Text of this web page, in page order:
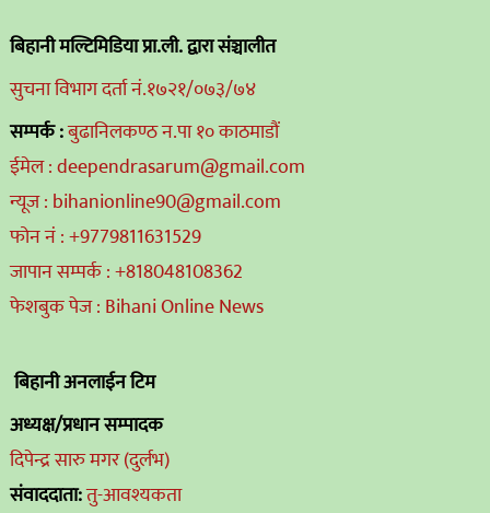
बिहानी मल्टिमिडिया प्रा.ली. द्वारा संञ्चालीत
सुचना विभाग दर्ता नं.१७२१/०७३/७४
सम्पर्क :बुढानिलकण्ठ न.पा १० काठमाडौं
ईमेल : deependrasarum@gmail.com
न्यूज : bihanionline90@gmail.com
फोन नं : +9779811631529
जापान सम्पर्क : +818048108362
फेशबुक पेज : Bihani Online News
बिहानी अनलाईन टिम
अध्यक्ष/प्रधान सम्पादक
दिपेन्द्र सारु मगर (दुर्लभ)
संवाददाता:तु-आवश्यकता